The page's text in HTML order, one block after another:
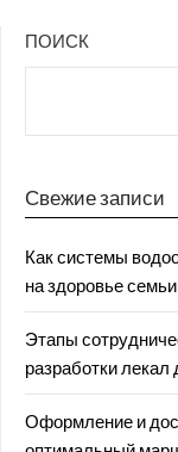
ПОИСК
Свежие записи
Как системы
на здоровье семьи
Этапы
разработки лекал
Оформление и